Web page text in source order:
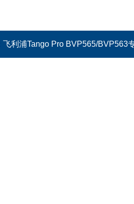
飞利浦Tango Pro BVP565/BVP563专业